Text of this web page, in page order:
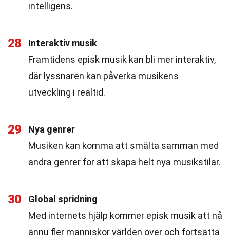
intelligens.
28
Interaktiv musik
Framtidens episk musik kan bli mer interaktiv,
där lyssnaren kan påverka musikens
utveckling i realtid.
29
Nya genrer
Musiken kan komma att smälta samman med
andra genrer för att skapa helt nya musikstilar.
30
Global spridning
Med internets hjälp kommer episk musik att nå
ännu fler människor världen över och fortsätta